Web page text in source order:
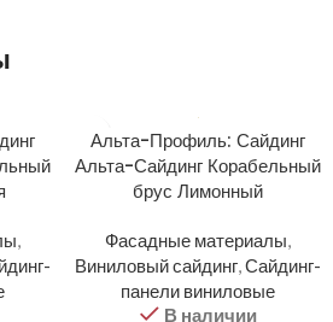
,
Альта-Профиль: Сайдинг
Альта-Сайдинг Корабельный
брус Лимонный
Фасадные материалы,
Виниловый сайдинг,Сайдинг-
панели виниловые
В наличии